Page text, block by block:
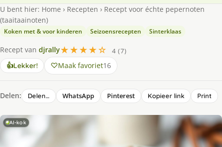
U bent hier: Home › Recepten › Recept voor échte pepernoten
(taaitaainoten)
Koken met & voor kinderen Seizoensrecepten Sinterklaas
Recept van djrally★★★★☆
4 (7)
👍Lekker! Maak favoriet16
Delen: Delen… WhatsApp Pinterest Kopieer link Print
AI-kok